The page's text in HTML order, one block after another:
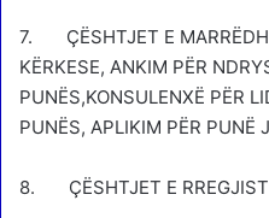
7. ÇËSHTJET E
KËRKESE, ANKIM PËR
PUNËS,KONSULENXË PËR
PUNËS, APLIKIM PËR PUNË
8. ÇËSHTJET E